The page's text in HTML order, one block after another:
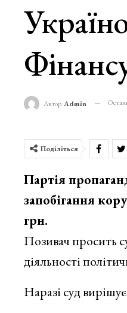
Автор Admin
Поділіться
Партія
запобігання
грн.
Позивач просить
діяльності
Наразі суд